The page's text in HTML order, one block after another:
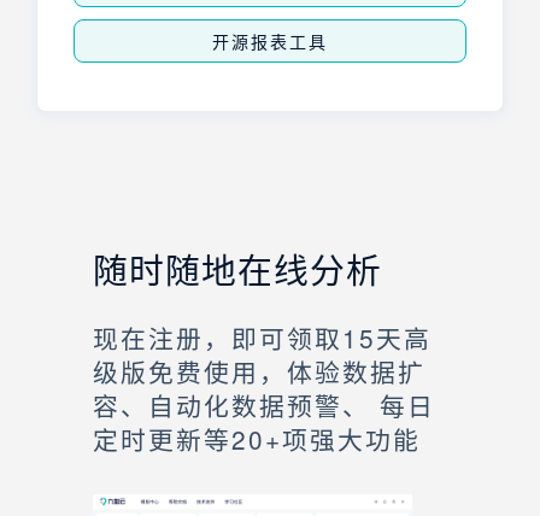
开源报表工具
随时随地在线分析
现在注册，即可领取15天高
级版免费使用，体验数据扩
容、自动化数据预警、 每日
定时更新等20+项强大功能